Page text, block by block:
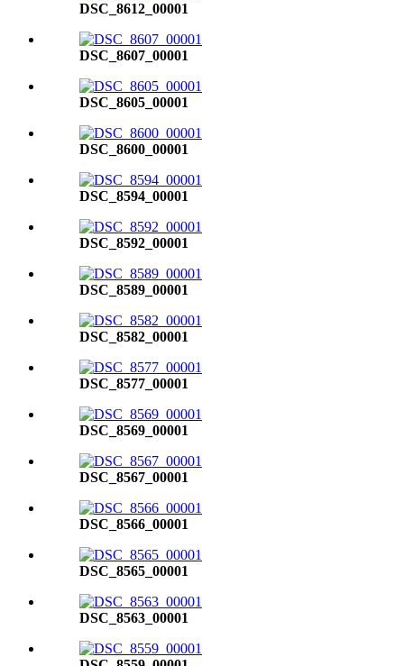
DSC_8612_00001
DSC_8607_00001
DSC_8605_00001
DSC_8600_00001
DSC_8594_00001
DSC_8592_00001
DSC_8589_00001
DSC_8582_00001
DSC_8577_00001
DSC_8569_00001
DSC_8567_00001
DSC_8566_00001
DSC_8565_00001
DSC_8563_00001